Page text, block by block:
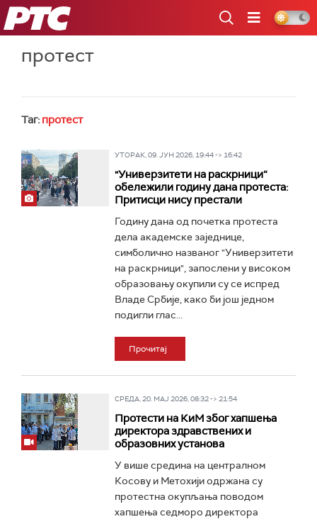
РТС
протест
Таг: протест
УТОРАК, 09. ЈУН 2026, 19:44 -> 16:42
"Универзитети на раскрници“
обележили годину дана протеста:
Притисци нису престали
Годину дана од почетка протеста
дела академске заједнице,
симболично названог "Универзитети
на раскрници", запослени у високом
образовању окупили су се испред
Владе Србије, како би још једном
подигли глас...
Прочитај
СРЕДА, 20. МАЈ 2026, 08:32 -> 21:54
Протести на КиМ због хапшења
директора здравствених и
образовних установа
У више средина на централном
Косову и Метохији одржана су
протестна окупљања поводом
хапшења седморо директора